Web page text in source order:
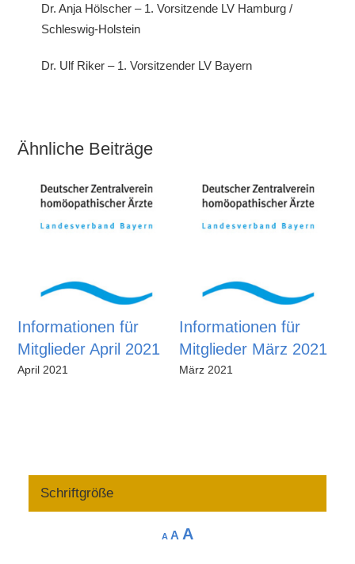
Dr. Anja Hölscher – 1. Vorsitzende LV Hamburg /
Schleswig-Holstein
Dr. Ulf Riker – 1. Vorsitzender LV Bayern
Ähnliche Beiträge
Informationen für
Mitglieder April 2021
April 2021
Informationen für
Mitglieder März 2021
März 2021
Schriftgröße
A Decrease
A Reset
A